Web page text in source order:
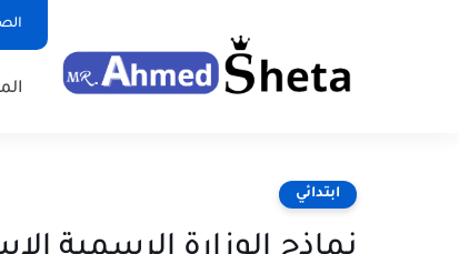
ابتدائي